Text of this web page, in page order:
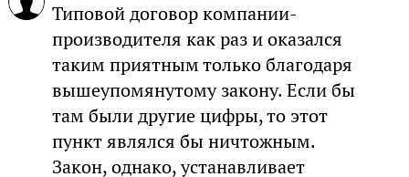
Типовой договор компании-
производителя как раз и оказался
таким приятным только благодаря
вышеупомянутому закону. Если бы
там были другие цифры, то этот
пункт являлся бы ничтожным.
Закон, однако, устанавливает